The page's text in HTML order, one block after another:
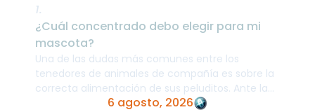
1.
¿Cuál concentrado debo elegir para mi
mascota?
Una de las dudas más comunes entre los
tenedores de animales de compañía es sobre la
correcta alimentación de sus peluditos. Ante la
inmensa variedad de marcas en el mercado, ...
6 agosto, 2026